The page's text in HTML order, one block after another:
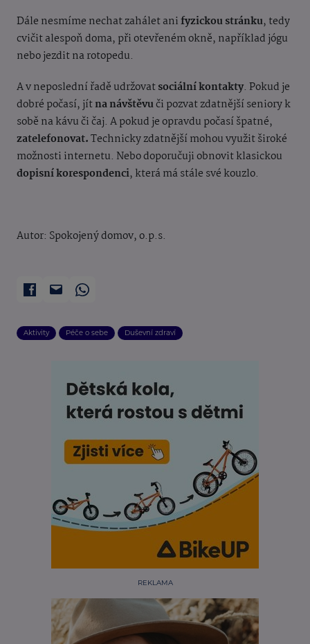
Dále nesmíme nechat zahálet anifyzickou stránku, tedy
cvičit alespoň doma, při otevřeném okně, například jógu
nebo jezdit na rotopedu.
A v neposlední řadě udržovatsociální kontakty. Pokud je
dobré počasí, jítna návštěvuči pozvat zdatnější seniory k
sobě na kávu či čaj. A pokud je opravdu počasí špatné,
zatelefonovat.Technicky zdatnější mohou využit široké
možnosti internetu. Nebo doporučuji obnovit klasickou
dopisní korespondenci, která má stále své kouzlo.
Autor: Spokojený domov, o.p.s.
Aktivity Péče o sebe Duševní zdraví
REKLAMA